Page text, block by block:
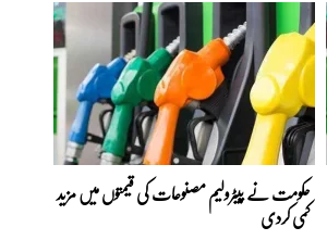
حکومت نے پیٹرولیم مصنوعات کی قیمتوں میں مزید
کمی کردی